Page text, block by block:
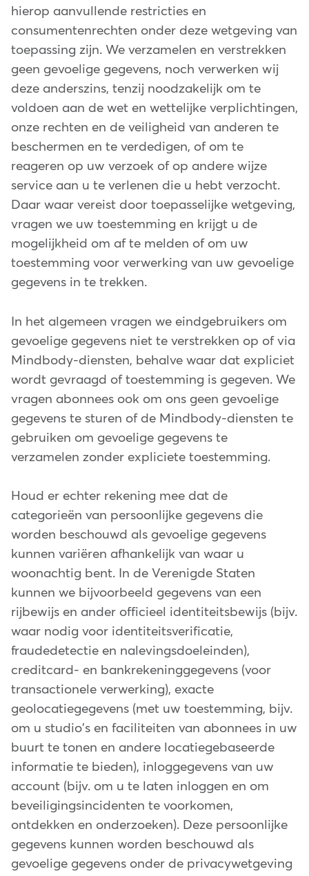
hierop aanvullende restricties en
consumentenrechten onder deze wetgeving van
toepassing zijn. We verzamelen en verstrekken
geen gevoelige gegevens, noch verwerken wij
deze anderszins, tenzij noodzakelijk om te
voldoen aan de wet en wettelijke verplichtingen,
onze rechten en de veiligheid van anderen te
beschermen en te verdedigen, of om te
reageren op uw verzoek of op andere wijze
service aan u te verlenen die u hebt verzocht.
Daar waar vereist door toepasselijke wetgeving,
vragen we uw toestemming en krijgt u de
mogelijkheid om af te melden of om uw
toestemming voor verwerking van uw gevoelige
gegevens in te trekken.
In het algemeen vragen we eindgebruikers om
gevoelige gegevens niet te verstrekken op of via
Mindbody-diensten, behalve waar dat expliciet
wordt gevraagd of toestemming is gegeven. We
vragen abonnees ook om ons geen gevoelige
gegevens te sturen of de Mindbody-diensten te
gebruiken om gevoelige gegevens te
verzamelen zonder expliciete toestemming.
Houd er echter rekening mee dat de
categorieën van persoonlijke gegevens die
worden beschouwd als gevoelige gegevens
kunnen variëren afhankelijk van waar u
woonachtig bent. In de Verenigde Staten
kunnen we bijvoorbeeld gegevens van een
rijbewijs en ander officieel identiteitsbewijs (bijv.
waar nodig voor identiteitsverificatie,
fraudedetectie en nalevingsdoeleinden),
creditcard- en bankrekeninggegevens (voor
transactionele verwerking), exacte
geolocatiegegevens (met uw toestemming, bijv.
om u studio's en faciliteiten van abonnees in uw
buurt te tonen en andere locatiegebaseerde
informatie te bieden), inloggegevens van uw
account (bijv. om u te laten inloggen en om
beveiligingsincidenten te voorkomen,
ontdekken en onderzoeken). Deze persoonlijke
gegevens kunnen worden beschouwd als
gevoelige gegevens onder de privacywetgeving